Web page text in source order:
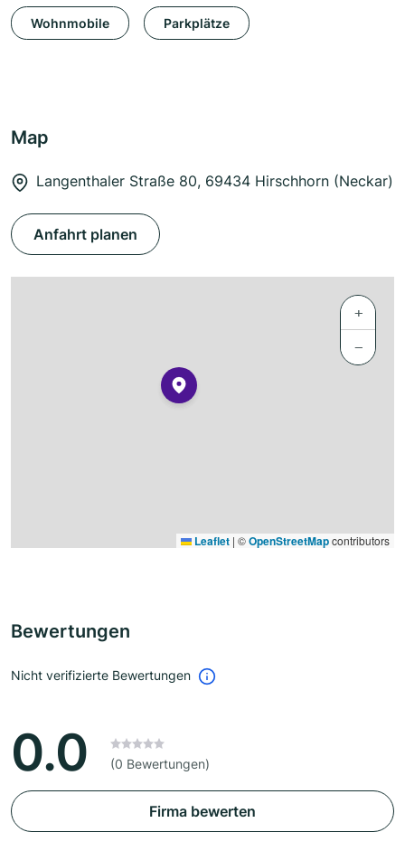
Wohnmobile Parkplätze
Map
Langenthaler Straße 80, 69434 Hirschhorn (Neckar)
Anfahrt planen
+
−
Leaflet | ©OpenStreetMapcontributors
Bewertungen
Nicht verifizierte Bewertungen
0.0 (0 Bewertungen)
Firma bewerten